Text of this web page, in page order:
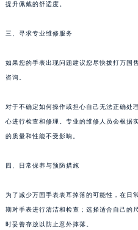
提升佩戴的舒适度。
三、寻求专业维修服务
如果您的手表出现问题建议您尽快拨打万国
咨询。
对于不确定如何操作或担心自己无法正确处
心进行检查和修理。专业的维修人员会根据
的质量和性能不受影响。
四、日常保养与预防措施
为了减少万国手表表耳掉落的可能性，在日
期对手表进行清洁和检查；选择适合自己的
时妥善存放以防止意外摔落。